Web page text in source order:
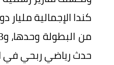
حدث رياضي ربحي في